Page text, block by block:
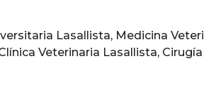
Lasallista, Medicina
Veterinaria Lasallista,